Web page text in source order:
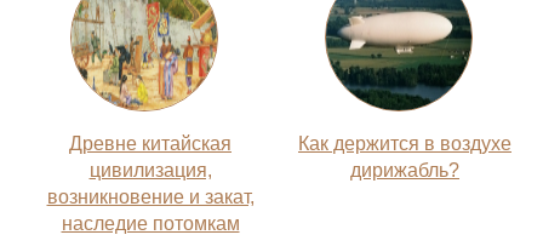
Древне китайская
цивилизация,
возникновение и закат,
наследие потомкам
Как держится в воздухе
дирижабль?